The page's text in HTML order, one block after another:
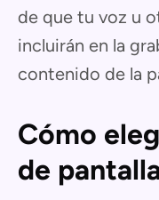
de que tu voz u
incluirán en la
contenido de la
Cómo
de